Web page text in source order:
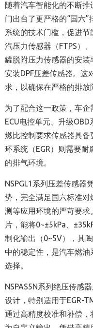
随着汽车智能化的不断
门出台了更严格的“国六
系统的技术门槛，促进
汽压力传感器（FTPS）
罐脱附压力传感器的安
安装DPF压差传感器。这
求，以确保在严格的排放
为了配合这一政策，车
ECU电控单元、升级
燃比控制要求传感器具
环系统（EGR）则需要
的排气环境。
NSPGL1系列压差传感器
势，完全满足国六标准
测等应用环境的严苛要
片，能将0~±5kPa、
制化输出（0~5V），其
中的稳定性，是汽车燃
选择。
NSPAS5N系列绝压传感
设计，特别适用于EGR-
通过高精度校准和补偿，